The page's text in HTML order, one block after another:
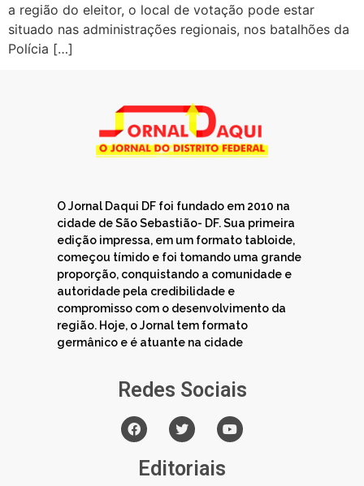
a região do eleitor, o local de votação pode estar
situado nas administrações regionais, nos batalhões da
Polícia […]
O Jornal Daqui DF foi fundado em 2010 na
cidade de São Sebastião- DF. Sua primeira
edição impressa, em um formato tabloide,
começou tímido e foi tomando uma grande
proporção, conquistando a comunidade e
autoridade pela credibilidade e
compromisso com o desenvolvimento da
região. Hoje, o Jornal tem formato
germânico e é atuante na cidade
Redes Sociais
Editoriais